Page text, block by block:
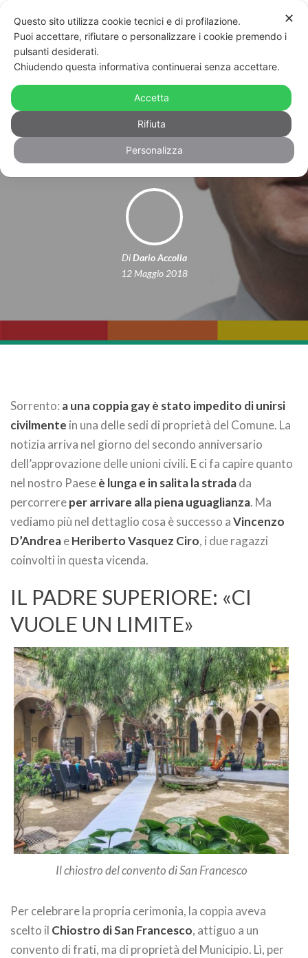
Sorrento come il Sud Africa
dell’apartheid: sindaco nega chiostro
a coppia gay
DiDario Accolla
12 Maggio 2018
Sorrento: a una coppia gay è stato impedito di unirsi
civilmente in una delle sedi di proprietà del Comune. La
notizia arriva nel giorno del secondo anniversario
dell’approvazione delle unioni civili. E ci fa capire quanto
nel nostro Paeseè lunga e in salita la stradada
percorrereper arrivare alla piena uguaglianza. Ma
vediamo più nel dettaglio cosa è successo aVincenzo
D’AndreaeHeriberto Vasquez Ciro, i due ragazzi
coinvolti in questa vicenda.
IL PADRE SUPERIORE: «CI
VUOLE UN LIMITE»
Il chiostro del convento di San Francesco
Per celebrare la propria cerimonia, la coppia aveva
scelto il Chiostro di San Francesco, attiguo a un
convento di frati, ma di proprietà del Municipio. Lì, per
✕
Questo sito utilizza cookie tecnici e di profilazione.
Puoi accettare, rifiutare o personalizzare i cookie premendo i
pulsanti desiderati.
Chiudendo questa informativa continuerai senza accettare.
Accetta
Rifiuta
Personalizza